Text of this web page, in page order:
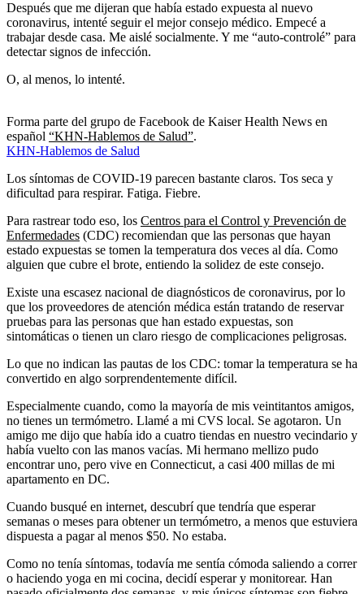
Después que me dijeran que había estado expuesta al nuevo
coronavirus, intenté seguir el mejor consejo médico. Empecé a
trabajar desde casa. Me aislé socialmente. Y me “auto-controlé” para
detectar signos de infección.
O, al menos, lo intenté.
Forma parte del grupo de Facebook de Kaiser Health News en
español “KHN-Hablemos de Salud”.
KHN-Hablemos de Salud
Los síntomas de COVID-19 parecen bastante claros. Tos seca y
dificultad para respirar. Fatiga. Fiebre.
Para rastrear todo eso, los Centros para el Control y Prevención de
Enfermedades (CDC) recomiendan que las personas que hayan
estado expuestas se tomen la temperatura dos veces al día. Como
alguien que cubre el brote, entiendo la solidez de este consejo.
Existe una escasez nacional de diagnósticos de coronavirus, por lo
que los proveedores de atención médica están tratando de reservar
pruebas para las personas que han estado expuestas, son
sintomáticas o tienen un claro riesgo de complicaciones peligrosas.
Lo que no indican las pautas de los CDC: tomar la temperatura se ha
convertido en algo sorprendentemente difícil.
Especialmente cuando, como la mayoría de mis veintitantos amigos,
no tienes un termómetro. Llamé a mi CVS local. Se agotaron. Un
amigo me dijo que había ido a cuatro tiendas en nuestro vecindario y
había vuelto con las manos vacías. Mi hermano mellizo pudo
encontrar uno, pero vive en Connecticut, a casi 400 millas de mi
apartamento en DC.
Cuando busqué en internet, descubrí que tendría que esperar
semanas o meses para obtener un termómetro, a menos que estuviera
dispuesta a pagar al menos $50. No estaba.
Como no tenía síntomas, todavía me sentía cómoda saliendo a correr
o haciendo yoga en mi cocina, decidí esperar y monitorear. Han